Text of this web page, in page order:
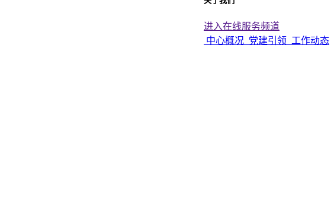
进入在线服务频道
中心概况 党建引领 工作动态